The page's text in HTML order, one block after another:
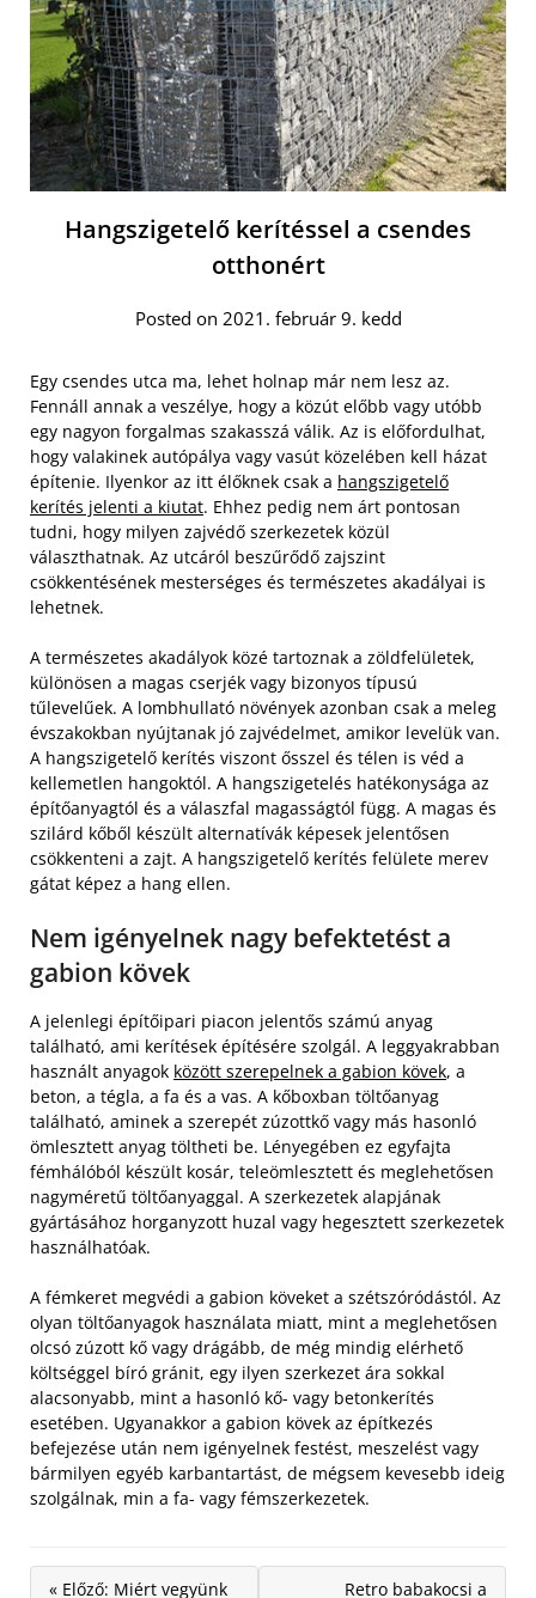
Hangszigetelő kerítéssel a csendes
otthonért
Posted on 2021. február 9. kedd
Egy csendes utca ma, lehet holnap már nem lesz az.
Fennáll annak a veszélye, hogy a közút előbb vagy utóbb
egy nagyon forgalmas szakasszá válik. Az is előfordulhat,
hogy valakinek autópálya vagy vasút közelében kell házat
építenie. Ilyenkor az itt élőknek csak a hangszigetelő
kerítés jelenti a kiutat. Ehhez pedig nem árt pontosan
tudni, hogy milyen zajvédő szerkezetek közül
választhatnak. Az utcáról beszűrődő zajszint
csökkentésének mesterséges és természetes akadályai is
lehetnek.
A természetes akadályok közé tartoznak a zöldfelületek,
különösen a magas cserjék vagy bizonyos típusú
tűlevelűek. A lombhullató növények azonban csak a meleg
évszakokban nyújtanak jó zajvédelmet, amikor levelük van.
A hangszigetelő kerítés viszont ősszel és télen is véd a
kellemetlen hangoktól. A hangszigetelés hatékonysága az
építőanyagtól és a válaszfal magasságtól függ. A magas és
szilárd kőből készült alternatívák képesek jelentősen
csökkenteni a zajt. A hangszigetelő kerítés felülete merev
gátat képez a hang ellen.
Nem igényelnek nagy befektetést a
gabion kövek
A jelenlegi építőipari piacon jelentős számú anyag
található, ami kerítések építésére szolgál. A leggyakrabban
használt anyagok között szerepelnek a gabion kövek, a
beton, a tégla, a fa és a vas. A kőboxban töltőanyag
található, aminek a szerepét zúzottkő vagy más hasonló
ömlesztett anyag töltheti be. Lényegében ez egyfajta
fémhálóból készült kosár, teleömlesztett és meglehetősen
nagyméretű töltőanyaggal. A szerkezetek alapjának
gyártásához horganyzott huzal vagy hegesztett szerkezetek
használhatóak.
A fémkeret megvédi a gabion köveket a szétszóródástól. Az
olyan töltőanyagok használata miatt, mint a meglehetősen
olcsó zúzott kő vagy drágább, de még mindig elérhető
költséggel bíró gránit, egy ilyen szerkezet ára sokkal
alacsonyabb, mint a hasonló kő- vagy betonkerítés
esetében. Ugyanakkor a gabion kövek az építkezés
befejezése után nem igényelnek festést, meszelést vagy
bármilyen egyéb karbantartást, de mégsem kevesebb ideig
szolgálnak, min a fa- vagy fémszerkezetek.
« Előző: Miért vegyünk
Retro babakocsi a